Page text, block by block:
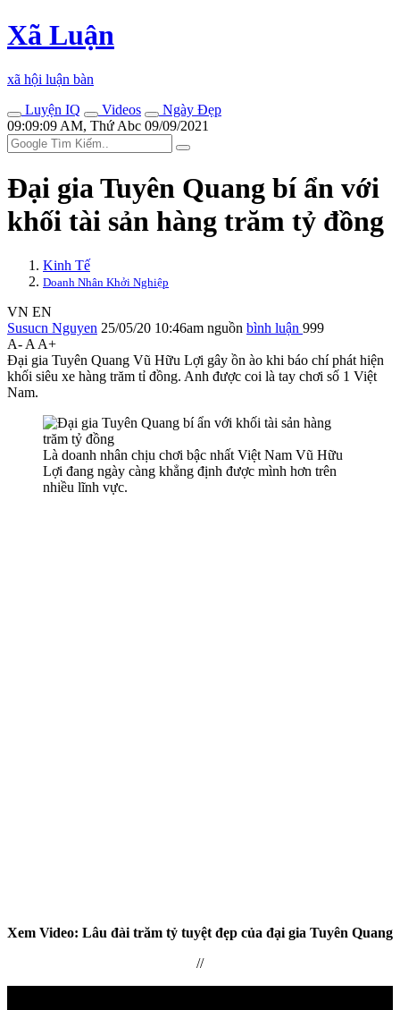
Xã Luận
xã hội luận bàn
Luyện IQ
Videos
Ngày Đẹp
09:09:09 AM, Thứ Abc 09/09/2021
Đại gia Tuyên Quang bí ẩn với
khối tài sản hàng trăm tỷ đồng
Kinh Tế
Doanh Nhân Khởi Nghiệp
VN EN
Susucn Nguyen 25/05/20 10:46am nguồn bình luận 999
A- A A+
Đại gia Tuyên Quang Vũ Hữu Lợi gây ồn ào khi báo chí phát hiện
khối siêu xe hàng trăm tỉ đồng. Anh được coi là tay chơi số 1 Việt
Nam.
Là doanh nhân chịu chơi bậc nhất Việt Nam Vũ Hữu
Lợi đang ngày càng khẳng định được mình hơn trên
nhiều lĩnh vực.
Xem Video: Lâu đài trăm tỷ tuyệt đẹp của đại gia Tuyên Quang
//